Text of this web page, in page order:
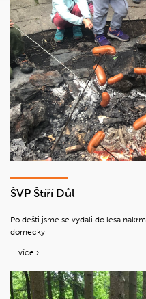
ŠVP Štíří Důl
Po dešti jsme se vydali do lesa
domečky.
více ›